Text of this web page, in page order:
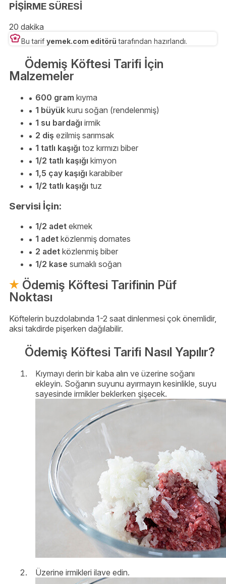
PİŞİRME SÜRESİ
20 dakika
Bu tarif yemek.com editörü tarafından hazırlandı.
Ödemiş Köftesi Tarifi İçin
Malzemeler
600 gram kıyma
1 büyük kuru soğan (rendelenmiş)
1 su bardağı irmik
2 diş ezilmiş sarımsak
1 tatlı kaşığı toz kırmızı biber
1/2 tatlı kaşığı kimyon
1,5 çay kaşığı karabiber
1/2 tatlı kaşığı tuz
Servisi İçin:
1/2 adet ekmek
1 adet közlenmiş domates
2 adet közlenmiş biber
1/2 kase sumaklı soğan
Ödemiş Köftesi Tarifinin Püf
Noktası
Köftelerin buzdolabında 1-2 saat dinlenmesi çok önemlidir,
aksi takdirde pişerken dağılabilir.
Ödemiş Köftesi Tarifi Nasıl Yapılır?
Kıymayı derin bir kaba alın ve üzerine soğanı
ekleyin. Soğanın suyunu ayırmayın kesinlikle, suyu
sayesinde irmikler beklerken şişecek.
Üzerine irmikleri ilave edin.